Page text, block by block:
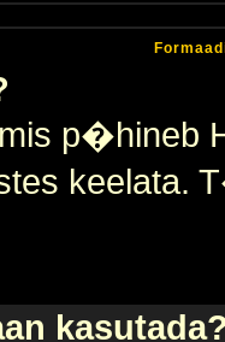
p�hineb
keelata.